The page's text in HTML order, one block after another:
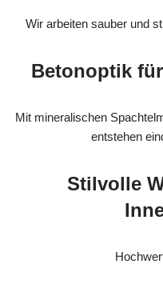
Wir arbeiten sauber und
Betonoptik
Mit mineralischen
entstehen
Stilvolle